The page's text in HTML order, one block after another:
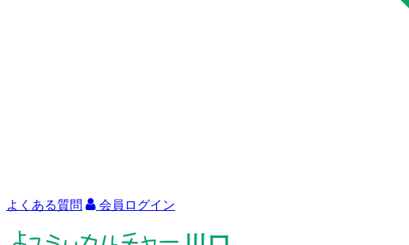
よくある質問 会員ログイン